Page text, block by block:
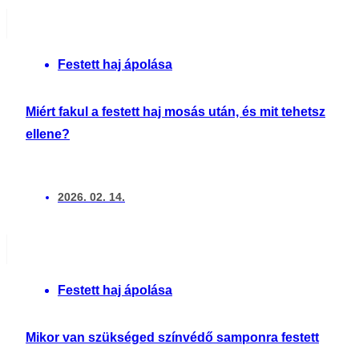
Festett haj ápolása
Miért fakul a festett haj mosás után, és mit tehetsz
ellene?
2026. 02. 14.
Festett haj ápolása
Mikor van szükséged színvédő samponra festett